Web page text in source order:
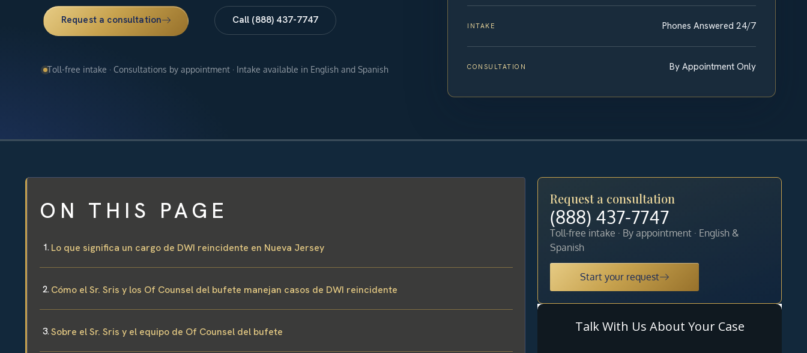
Request a consultation Call (888) 437-7747
Toll-free intake · Consultations by appointment · Intake available in English and Spanish
INTAKE Phones Answered 24/7
CONSULTATION By Appointment Only
ON THIS PAGE
Lo que significa un cargo de DWI reincidente en Nueva Jersey
Cómo el Sr. Sris y los Of Counsel del bufete manejan casos de DWI reincidente
Sobre el Sr. Sris y el equipo de Of Counsel del bufete
Request a consultation
(888) 437-7747
Toll-free intake · By appointment · English &
Spanish
Start your request